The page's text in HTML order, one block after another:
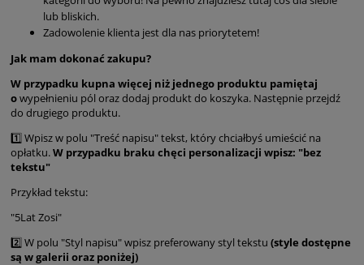
lub bliskich.
Zadowolenie klienta jest dla nas priorytetem!
Jak mam dokonać zakupu?
W przypadku kupna więcej niż jednego produktu pamiętaj
owypełnieniu pól oraz dodaj produkt do koszyka. Następnie przejdź
do drugiego produktu.
1️⃣ Wpisz w polu "Treść napisu" tekst, który chciałbyś umieścić na
opłatku.W przypadku braku chęci personalizacji wpisz: "bez
tekstu"
Przykład tekstu:
"5Lat Zosi"
2️⃣ W polu "Styl napisu" wpisz preferowany styl tekstu (style dostępne
są w galerii oraz poniżej)